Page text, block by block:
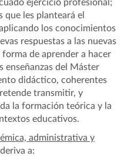
ejercicio profesional;
que les planteará el
los conocimientos
respuestas a las nuevas
de aprender a hacer
enseñanzas del Máster
didáctico, coherentes
transmitir, y
la formación teórica y la
educativos.
administrativa y
a: